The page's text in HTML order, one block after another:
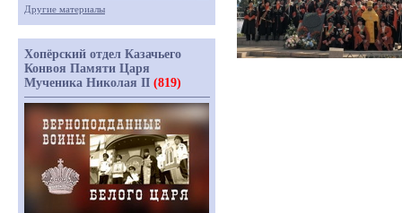
Другие материалы
Хопёрский отдел Казачьего
Конвоя Памяти Царя
Мученика Николая II (819)